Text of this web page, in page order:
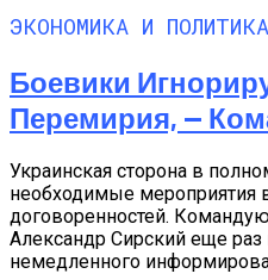
ЭКОНОМИКА И ПОЛИТИКА
Боевики
Перемирия, —
Украинская сторона в
необходимые мероприятия
договоренностей.
Александр Сирский еще
немедленного